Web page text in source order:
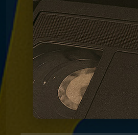
Graal
La Madeleine du Graal
La Madeleine du Graal
La Madeleine du Graal